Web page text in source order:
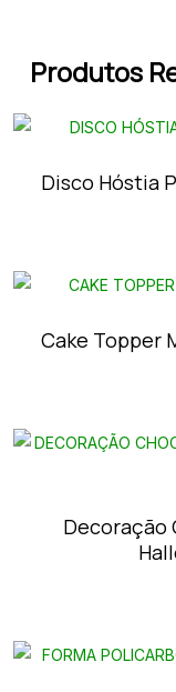
Produtos
Disco Hóstia
Cake Topper
Decoração